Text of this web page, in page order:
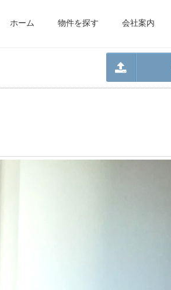
ホーム 物件を探す 会社案内